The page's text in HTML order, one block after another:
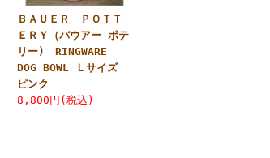
ＢＡＵＥＲ ＰＯＴＴ
ＥＲＹ（バウアー ポテ
リー) RINGWARE
DOG BOWL Ｌサイズ
ピンク
8,800円(税込)